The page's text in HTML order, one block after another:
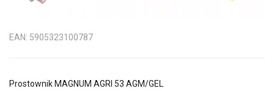
EAN: 5905323100787
Prostownik MAGNUM AGRI 53 AGM/GEL